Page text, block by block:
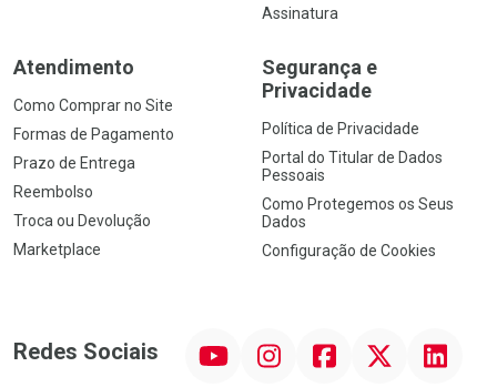
Assinatura
Atendimento
Como Comprar no Site
Formas de Pagamento
Prazo de Entrega
Reembolso
Troca ou Devolução
Marketplace
Segurança e
Privacidade
Política de Privacidade
Portal do Titular de Dados
Pessoais
Como Protegemos os Seus
Dados
Configuração de Cookies
Redes Sociais InstagramFacebook Linkedin